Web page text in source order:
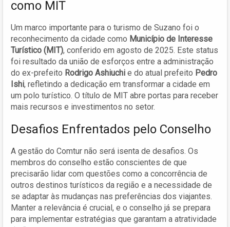
como MIT
Um marco importante para o turismo de Suzano foi o
reconhecimento da cidade como Município de Interesse
Turístico (MIT), conferido em agosto de 2025. Este status
foi resultado da união de esforços entre a administração
do ex-prefeito Rodrigo Ashiuchi e do atual prefeito Pedro
Ishi, refletindo a dedicação em transformar a cidade em
um polo turístico. O título de MIT abre portas para receber
mais recursos e investimentos no setor.
Desafios Enfrentados pelo Conselho
A gestão do Comtur não será isenta de desafios. Os
membros do conselho estão conscientes de que
precisarão lidar com questões como a concorrência de
outros destinos turísticos da região e a necessidade de
se adaptar às mudanças nas preferências dos viajantes.
Manter a relevância é crucial, e o conselho já se prepara
para implementar estratégias que garantam a atratividade